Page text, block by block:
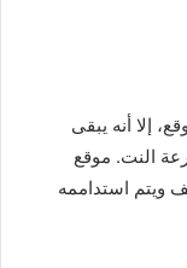
إلا أنه يبقى
النت. موقع
ويتم استداممه